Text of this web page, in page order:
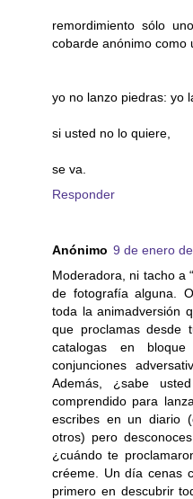
remordimiento sólo
cobarde anónimo como
yo no lanzo piedras: yo
si usted no lo quiere,
se va.
Responder
Anónimo 9 de enero
Moderadora, ni tacho a
de fotografía alguna.
toda la animadversión
que proclamas desde
catalogas en
conjunciones
Además, ¿sabe
comprendido para
escribes en un diario
otros) pero
¿cuándo te
créeme. Un día cenas
primero en descubrir